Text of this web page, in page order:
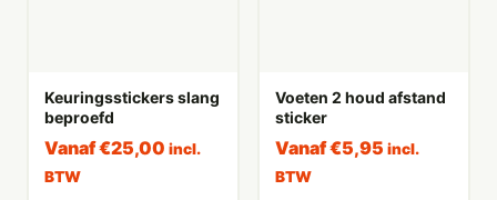
Keuringsstickers slang
beproefd
Vanaf€25,00 incl.
BTW
Voeten 2 houd afstand
sticker
Vanaf€5,95 incl.
BTW